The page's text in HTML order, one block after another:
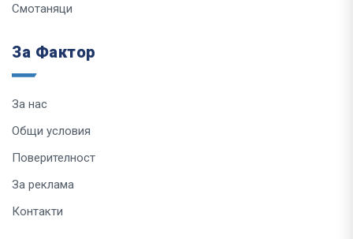
Смотаняци
За Фактор
За нас
Общи условия
Поверителност
За реклама
Контакти